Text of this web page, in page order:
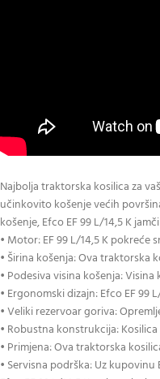
Najbolja traktorska kosilica za
učinkovito košenje većih
košenje, Efco EF 99 L/14,5 K
• Motor: EF 99 L/14,5 K pokreće
• Širina košenja: Ova
• Podesiva visina košenja:
• Ergonomski dizajn: Efco EF
• Veliki rezervoar goriva:
• Robustna konstrukcija:
• Primjena: Ova traktorska
• Servisna podrška: Uz